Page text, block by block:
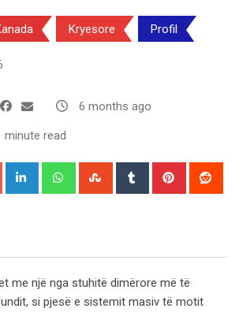
Kryesore Profil
6 months ago
minute read
Google+ LinkedIn WhatsappStumbleUpon
Tumblr Pinterest
me një nga stuhitë dimërore më të
si pjesë e sistemit masiv të motit